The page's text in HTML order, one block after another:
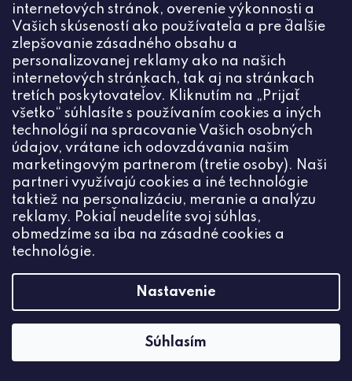
internetových stránok, overenie výkonnosti a
Vašich skúseností ako používateľa a pre ďalšie
zlepšovanie zásadného obsahu a
personalizovanej reklamy ako na našich
internetových stránkach, tak aj na stránkach
tretích poskytovateľov. Kliknutím na „Prijať
všetko“ súhlasíte s používaním cookies a iných
technológií na spracovanie Vašich osobných
údajov, vrátane ich odovzdávania našim
marketingovým partnerom (tretie osoby). Naši
partneri využívajú cookies a iné technológie
taktiež na personalizáciu, meranie a analýzu
reklamy. Pokiaľ neudelíte svoj súhlas,
obmedzíme sa iba na zásadné cookies a
technológie.
Nastavenie
Súhlasím